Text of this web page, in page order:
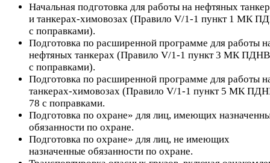
Начальная подготовка для работы на нефтяных
и танкерах-химовозах (Правило V/1-1 пункт 1 МК
с поправками).
Подготовка по расширенной программе для работы
нефтяных танкерах (Правило V/1-1 пункт 3 МК
с поправками).
Подготовка по расширенной программе для работы
танкерах-химовозах (Правило V/1-1 пункт 5 МК
78 с поправками.
Подготовка по охране» для лиц, имеющих
обязанности по охране.
Подготовка по охране» для лиц, не имеющих
назначенные обязанности по охране.